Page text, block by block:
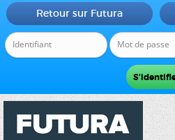
Retour sur Futura